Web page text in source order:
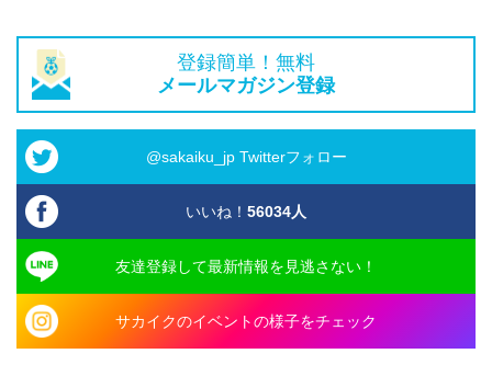
登録簡単！無料
メールマガジン登録
@sakaiku_jp Twitterフォロー
いいね！ 56034人
友達登録して最新情報を見逃さない！
サカイクのイベントの様子をチェック